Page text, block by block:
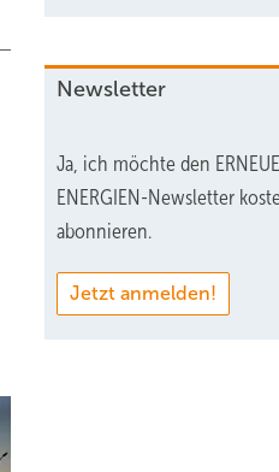
Newsletter
Ja, ich möchte den
ENERGIEN-Newsletter
abonnieren.
Jetzt anmelden!